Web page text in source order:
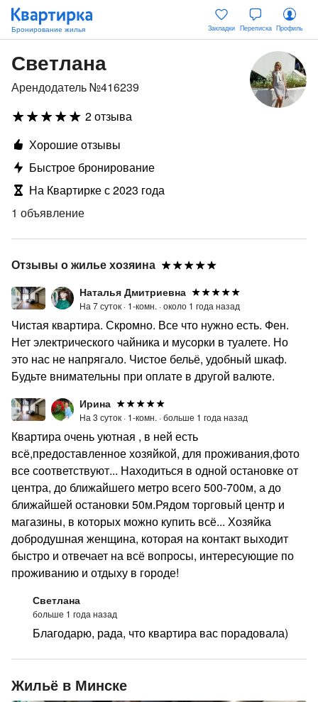
Закладки Переписка Профиль
Светлана
Арендодатель №416239
2 отзыва
Хорошие отзывы
Быстрое бронирование
На Квартирке с 2023 года
1 объявление
Отзывы о жилье хозяина
Наталья Дмитриевна
На 7 суток · 1-комн. ·около 1 года назад
Чистая квартира. Скромно. Все что нужно есть. Фен.
Нет электрического чайника и мусорки в туалете. Но
это нас не напрягало. Чистое бельё, удобный шкаф.
Будьте внимательны при оплате в другой валюте.
Ирина
На 3 суток · 1-комн. ·больше 1 года назад
Квартира очень уютная , в ней есть
всё,предоставленное хозяйкой, для проживания,фото
все соответствуют... Находиться в одной остановке от
центра, до ближайшего метро всего 500-700м, а до
ближайшей остановки 50м.Рядом торговый центр и
магазины, в которых можно купить всё... Хозяйка
добродушная женщина, которая на контакт выходит
быстро и отвечает на всё вопросы, интересующие по
проживанию и отдыху в городе!
Светлана
больше 1 года назад
Благодарю, рада, что квартира вас порадовала)
Жильё в Минске